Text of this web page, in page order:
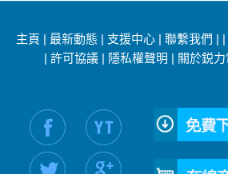
主頁 |最新動態 支援中心 |聯繫我們
許可協議| 隱私權聲明 關於鋭
社交媒體信息：